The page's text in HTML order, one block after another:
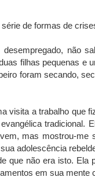
de formas de
não
filhas pequenas e
foram secando,
visita a trabalho que
tradicional.
mas mostrou-me
adolescência
que não era isto.
em sua mente